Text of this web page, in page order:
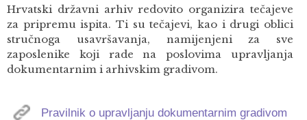
Hrvatski državni arhiv redovito organizira tečajeve
za pripremu ispita. Ti su tečajevi, kao i drugi oblici
stručnoga usavršavanja, namijenjeni za sve
zaposlenike koji rade na poslovima upravljanja
dokumentarnim i arhivskim gradivom.
Pravilnik o upravljanju dokumentarnim gradivom